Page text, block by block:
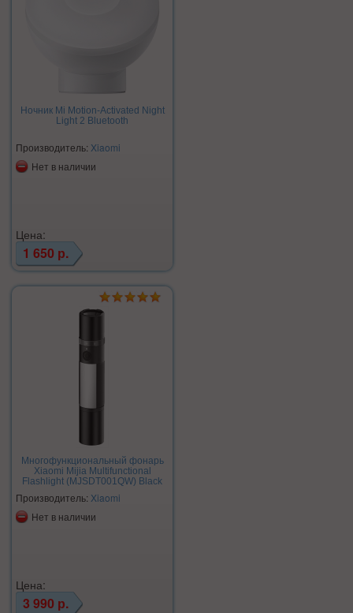
Ночник Mi Motion-Activated Night
Light 2 Bluetooth
Производитель: Xiaomi
Нет в наличии
Цена:
1 650 р.
Многофункциональный фонарь
Xiaomi Mijia Multifunctional
Flashlight (MJSDT001QW) Black
Производитель: Xiaomi
Нет в наличии
Цена:
3 990 р.